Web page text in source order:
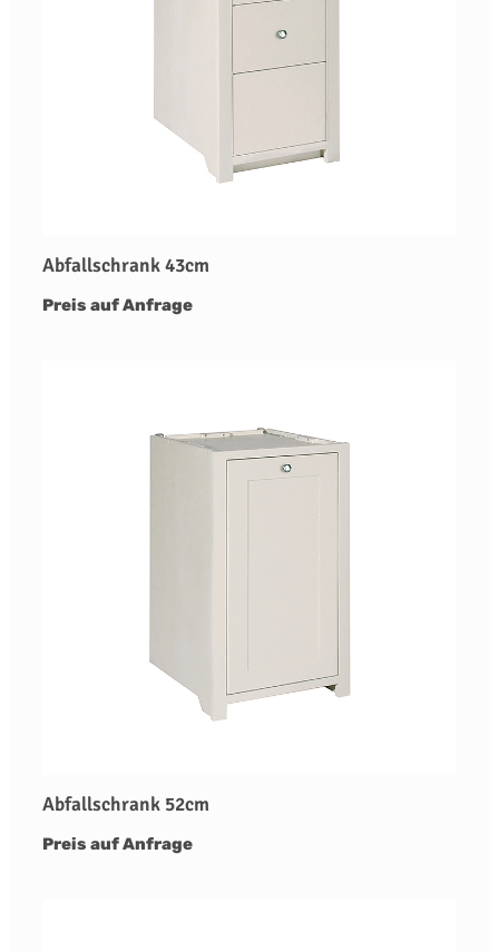
Abfallschrank 43cm
Preis auf Anfrage
Abfallschrank 52cm
Preis auf Anfrage